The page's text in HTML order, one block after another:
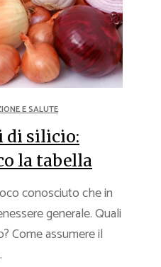
E SALUTE
di silicio:
la tabella
conosciuto che in
generale. Quali
Come assumere il